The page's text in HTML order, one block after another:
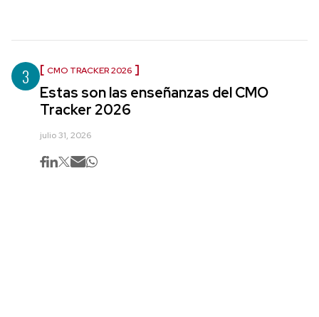
3 CMO TRACKER 2026
Estas son las enseñanzas del CMO
Tracker 2026
julio 31, 2026